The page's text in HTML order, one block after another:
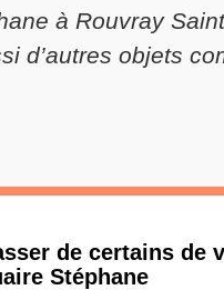
à Rouvray
d’autres objets
de certains de
Stéphane